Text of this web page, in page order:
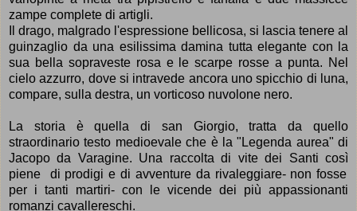
zampe complete di artigli.
Il drago, malgrado l'espressione bellicosa, si lascia tenere al
guinzaglio da una esilissima damina tutta elegante con la
sua bella sopraveste rosa e le scarpe rosse a punta. Nel
cielo azzurro, dove si intravede ancora uno spicchio di luna,
compare, sulla destra, un vorticoso nuvolone nero.
La storia è quella di san Giorgio, tratta da quello
straordinario testo medioevale che èla "Legenda aurea" di
Jacopo da Varagine. Una raccolta di vite dei Santi così
piene di prodigi e di avventure da rivaleggiare- non fosse
per i tanti martiri- con le vicende dei più appassionanti
romanzi cavallereschi.